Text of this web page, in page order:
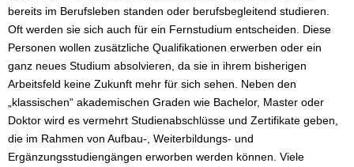
bereits im Berufsleben standen oder berufsbegleitend studieren.
Oft werden sie sich auch für ein Fernstudium entscheiden. Diese
Personen wollen zusätzliche Qualifikationen erwerben oder ein
ganz neues Studium absolvieren, da sie in ihrem bisherigen
Arbeitsfeld keine Zukunft mehr für sich sehen. Neben den
„klassischen“ akademischen Graden wie Bachelor, Master oder
Doktor wird es vermehrt Studienabschlüsse und Zertifikate geben,
die im Rahmen von Aufbau-, Weiterbildungs- und
Ergänzungsstudiengängen erworben werden können. Viele